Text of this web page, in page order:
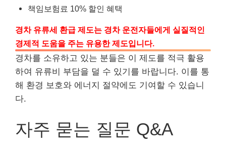
책임보험료 10% 할인 혜택
경차 유류세 환급 제도는 경차 운전자들에게 실질적인
경제적 도움을 주는 유용한 제도입니다.
경차를 소유하고 있는 분들은 이 제도를 적극 활용
하여 유류비 부담을 덜 수 있기를 바랍니다. 이를 통
해 환경 보호와 에너지 절약에도 기여할 수 있습니
다.
자주 묻는 질문 Q&A